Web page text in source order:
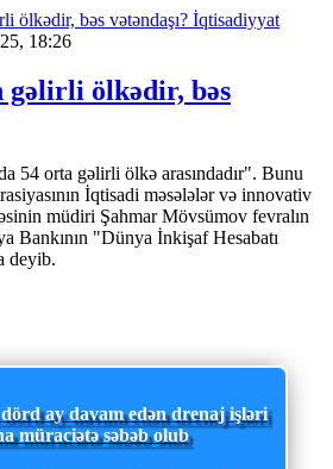
İqtisadiyyat
18:26
gəlirli ölkədir, bəs
54 orta gəlirli ölkə arasındadır". Bunu
İqtisadi məsələlər və innovativ
müdiri Şahmar Mövsümov fevralın
Bankının "Dünya İnkişaf Hesabatı
deyib.
ay davam edən drenaj işləri
müraciətə səbəb olub